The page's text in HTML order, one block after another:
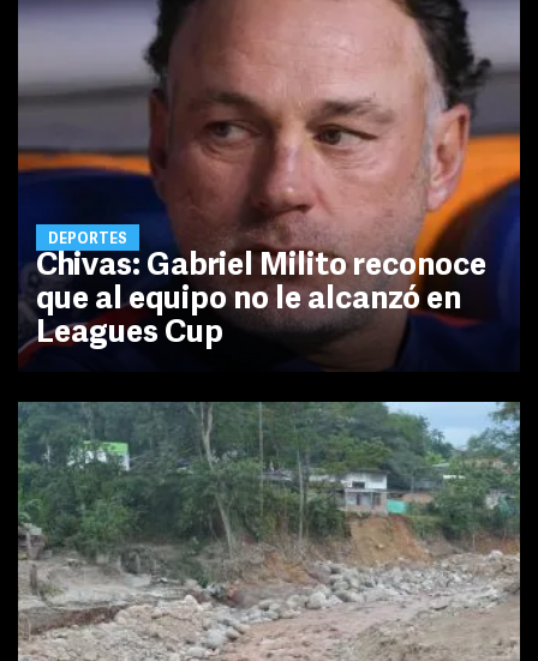
DEPORTES
Chivas: Gabriel Milito reconoce
que al equipo no le alcanzó en
Leagues Cup